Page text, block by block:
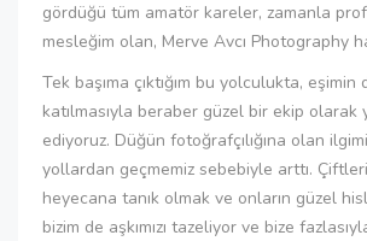
gördüğü tüm amatör kareler, zamanla
mesleğim olan, Merve Avcı Photography
Tek başıma çıktığım bu yolculukta, eşimin
katılmasıyla beraber güzel bir ekip olarak
ediyoruz. Düğün fotoğrafçılığına olan
yollardan geçmemiz sebebiyle arttı.
heyecana tanık olmak ve onların güzel
bizim de aşkımızı tazeliyor ve bize